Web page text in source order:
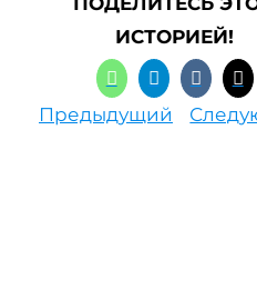
ИСТОРИЕЙ!
Предыдущий